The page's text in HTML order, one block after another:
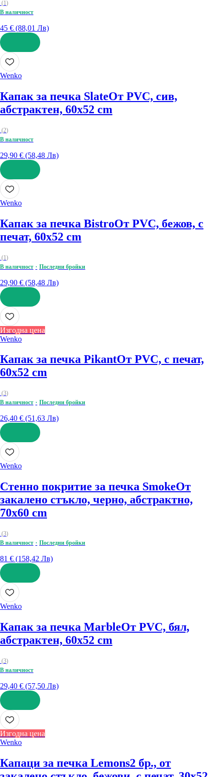
(1)
В наличност
45 € (88,01 Лв)
ДОБАВИ
Wenko
Капак за печка SlateОт PVC, сив,
абстрактен, 60x52 cm
(2)
В наличност
29,90 € (58,48 Лв)
ДОБАВИ
Wenko
Капак за печка BistroОт PVC, бежов, с
печат, 60x52 cm
(1)
В наличност
Последни бройки
29,90 € (58,48 Лв)
ДОБАВИ
Изгодна цена
Wenko
Капак за печка PikantОт PVC, с печат,
60x52 cm
(3)
В наличност
Последни бройки
26,40 € (51,63 Лв)
ДОБАВИ
Wenko
Стенно покритие за печка SmokeОт
закалено стъкло, черно, абстрактно,
70x60 cm
(3)
В наличност
Последни бройки
81 € (158,42 Лв)
ДОБАВИ
Wenko
Капак за печка MarbleОт PVC, бял,
абстрактен, 60x52 cm
(3)
В наличност
29,40 € (57,50 Лв)
ДОБАВИ
Изгодна цена
Wenko
Капаци за печка Lemons2 бр., от